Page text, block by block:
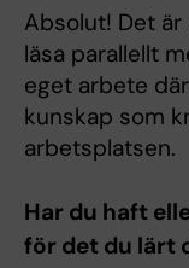
Absolut! Det
läsa parallellt
eget arbete
kunskap som
arbetsplatsen.
Har du haft
för det du lärt